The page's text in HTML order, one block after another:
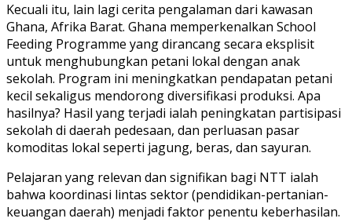
Kecuali itu, lain lagi cerita pengalaman dari kawasan
Ghana, Afrika Barat. Ghana memperkenalkan School
Feeding Programme yang dirancang secara eksplisit
untuk menghubungkan petani lokal dengan anak
sekolah. Program ini meningkatkan pendapatan petani
kecil sekaligus mendorong diversifikasi produksi. Apa
hasilnya? Hasil yang terjadi ialah peningkatan partisipasi
sekolah di daerah pedesaan, dan perluasan pasar
komoditas lokal seperti jagung, beras, dan sayuran.
Pelajaran yang relevan dan signifikan bagi NTT ialah
bahwa koordinasi lintas sektor (pendidikan-pertanian-
keuangan daerah) menjadi faktor penentu keberhasilan.